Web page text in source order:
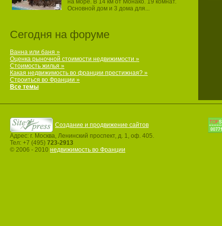
на море. В 14 км от Монако. 19 комнат.
Основной дом и 3 дома для...
Сегодня на форуме
Ванна или баня »
Оценка рыночной стоимости недвижимости »
Стоимость жилья »
Какая недвижимость во франции престижная? »
Строиться во Франции »
Все темы
Создание и продвижение сайтов
Адрес: г. Москва, Ленинский проспект, д. 1, оф. 405.
Тел: +7 (495) 723-2913
© 2006 - 2010 недвижимость во Франции